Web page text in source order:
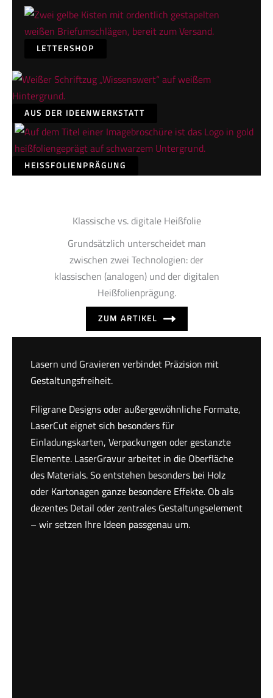
LETTERSHOP
AUS DER IDEENWERKSTATT
HEISSFOLIENPRÄGUNG
Klassische vs. digitale Heißfolie
Grundsätzlich unterscheidet man
zwischen zwei Technologien: der
klassischen (analogen) und der digitalen
Heißfolienprägung.
ZUM ARTIKEL
Lasern und Gravieren verbindet Präzision mit
Gestaltungsfreiheit.
Filigrane Designs oder außergewöhnliche Formate,
LaserCut eignet sich besonders für
Einladungskarten, Verpackungen oder gestanzte
Elemente. LaserGravur arbeitet in die Oberfläche
des Materials. So entstehen besonders bei Holz
oder Kartonagen ganze besondere Effekte. Ob als
dezentes Detail oder zentrales Gestaltungselement
– wir setzen Ihre Ideen passgenau um.